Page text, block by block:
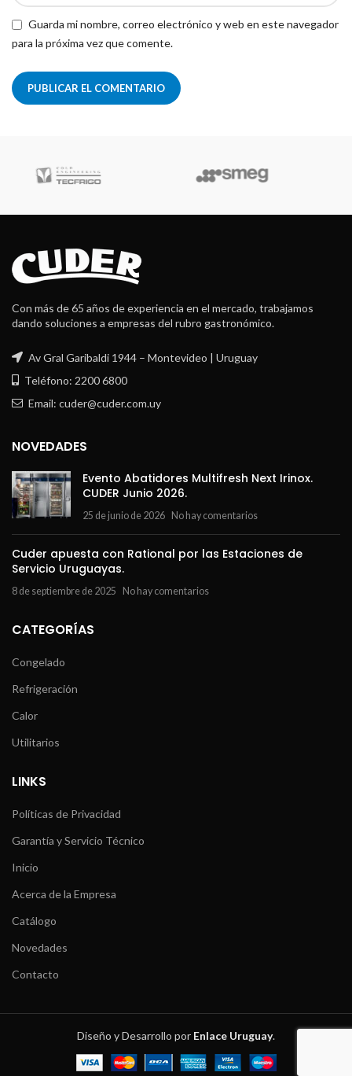
Guarda mi nombre, correo electrónico y web en este navegador
para la próxima vez que comente.
Robot Coupe
Con más de 65 años de experiencia en el mercado, trabajamos
dando soluciones a empresas del rubro gastronómico.
Av Gral Garibaldi 1944 – Montevideo | Uruguay
Teléfono: 2200 6800
Email: cuder@cuder.com.uy
NOVEDADES
Evento Abatidores Multifresh Next Irinox.
CUDER Junio 2026.
25 de junio de 2026 No hay comentarios
Cuder apuesta con Rational por las Estaciones de
Servicio Uruguayas.
8 de septiembre de 2025 No hay comentarios
CATEGORÍAS
Congelado
Refrigeración
Calor
Utilitarios
LINKS
Políticas de Privacidad
Garantía y Servicio Técnico
Inicio
Acerca de la Empresa
Catálogo
Novedades
Contacto
Diseño y Desarrollo por Enlace Uruguay.